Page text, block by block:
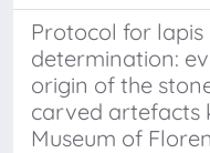
Protocol for
determination:
origin of the
carved artefacts
Museum of